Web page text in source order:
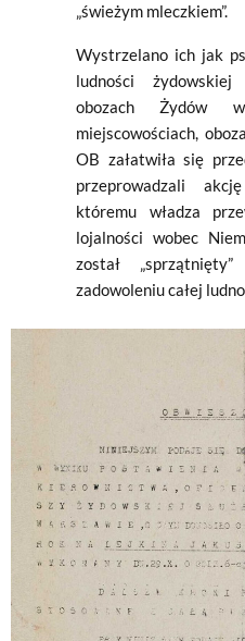
„świeżym mleczkiem”.
Wystrzelano ich jak
ludności
obozach Żydów
miejscowościach,
OB załatwiła się
przeprowadzali
któremu władza
lojalności wobec
został
zadowoleniu całej